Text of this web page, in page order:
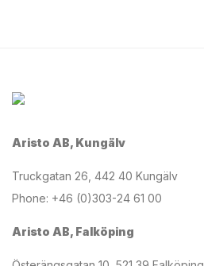
Aristo AB, Kungälv
Truckgatan 26, 442 40 Kungälv
Phone: +46 (0)303-24 61 00
Aristo AB, Falköping